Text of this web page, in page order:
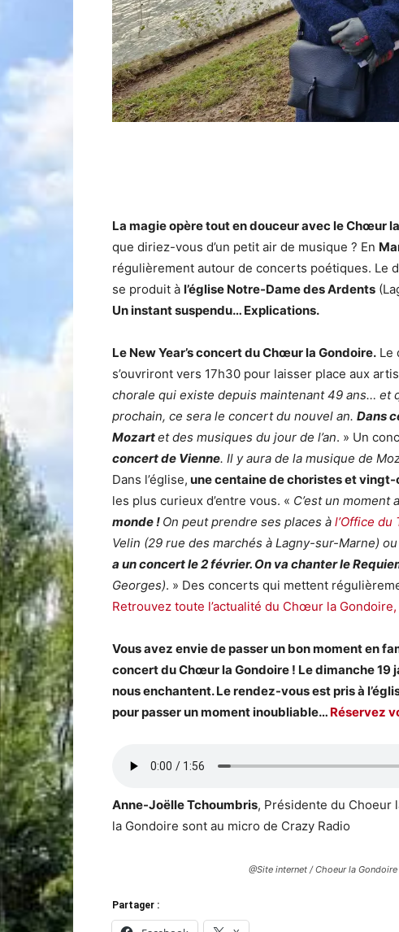
La magie opère tout en douceur avec le Chœur
que diriez-vous d’un petit air de musique ? En
régulièrement autour de concerts poétiques. Le
se produit à l’église Notre-Dame des Ardents
Un instant suspendu… Explications.
Le New Year’s concert du Chœur la Gondoire. Le
s’ouvriront vers 17h30 pour laisser place aux
chorale qui existe depuis maintenant 49 ans… et
prochain, ce sera le concert du nouvel an. Dans
Mozartet des musiques du jour de l’an. » Un
concert de Vienne. Il y aura de la musique de
Dans l’église, une centaine de choristes et
les plus curieux d’entre vous. « C’est un moment
monde ! On peut prendre ses places à l’Office
Velin (29 rue des marchés à Lagny-sur-Marne)
a un concert le 2 février. On va chanter le
Georges). » Des concerts qui mettent
Retrouvez toute l’actualité du Chœur la
Vous avez envie de passer un bon moment en
concert du Chœur la Gondoire ! Le dimanche 19
nous enchantent. Le rendez-vous est pris à
pour passer un moment inoubliable… Réservez
Anne-Joëlle Tchoumbris, Présidente du Choeur
la Gondoire sont au micro de Crazy Radio
@Site internet / Choeur la Gondoire
Partager :